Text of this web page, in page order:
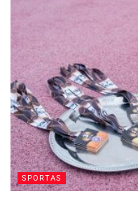
SPORTAS